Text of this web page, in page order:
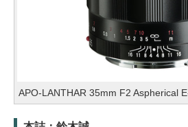
APO-LANTHAR 35mm F2 Aspherical